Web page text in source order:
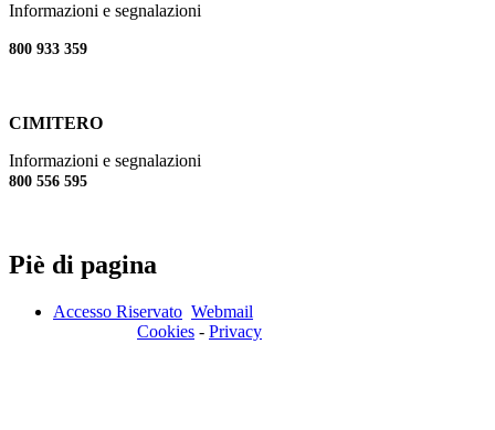
Informazioni e segnalazioni
800 933 359
CIMITERO
Informazioni e segnalazioni
800 556 595
Piè di pagina
Accesso Riservato Webmail
Cookies - Privacy